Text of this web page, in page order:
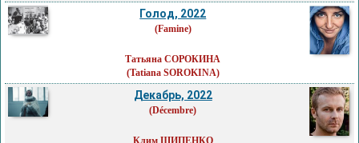
Голод, 2022
(Famine)
Татьяна СОРОКИНА
(Tatiana SOROKINA)
Декабрь, 2022
(Décembre)